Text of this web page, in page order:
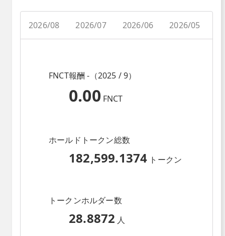
2026/08 2026/07 2026/06 2026/05
FNCT報酬 -（2025 / 9）
0.00 FNCT
ホールドトークン総数
182,599.1374 トークン
トークンホルダー数
28.8872 人